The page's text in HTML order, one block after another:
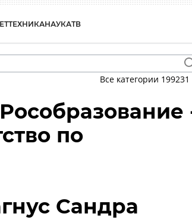
ТЕХНИКАНАУКАТВ
Все категории 199231
по
Сандра